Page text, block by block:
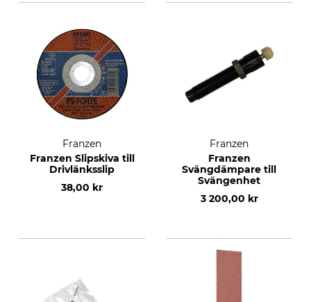
Franzen
Franzen Slipskiva till
Drivlänksslip
38,00 kr
Franzen
Franzen
Svängdämpare till
Svängenhet
3 200,00 kr